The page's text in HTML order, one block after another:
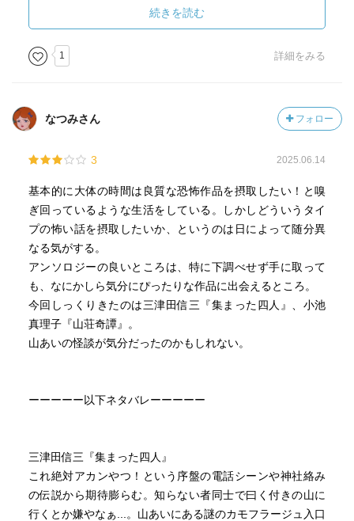
滲み出てしまう（個人の感想です）ことで抵抗のある加門
七海。最初はやっぱり自分大好きなんだな〜と思いながら
読んだが、結末は良い感じかも。
有栖川有栖「赤い月、廃駅の上に」…よくある感じなんだ
続きを読む
1 詳細をみる
なつみさん フォロー
3 2025.06.14
基本的に大体の時間は良質な恐怖作品を摂取したい！と嗅
ぎ回っているような生活をしている。しかしどういうタイ
プの怖い話を摂取したいか、というのは日によって随分異
なる気がする。
アンソロジーの良いところは、特に下調べせず手に取って
も、なにかしら気分にぴったりな作品に出会えるところ。
今回しっくりきたのは三津田信三『集まった四人』、小池
真理子『山荘奇譚』。
山あいの怪談が気分だったのかもしれない。
ーーーーー以下ネタバレーーーーー
三津田信三『集まった四人』
これ絶対アカンやつ！という序盤の電話シーンや神社絡み
の伝説から期待膨らむ。知らない者同士で曰く付きの山に
行くとか嫌やなぁ...。山あいにある謎のカモフラージュ入口